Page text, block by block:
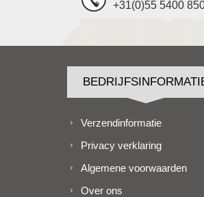
+31(0)55 5400
Verzendinformatie
Privacy verklaring
Algemene voorwaarden
Over ons